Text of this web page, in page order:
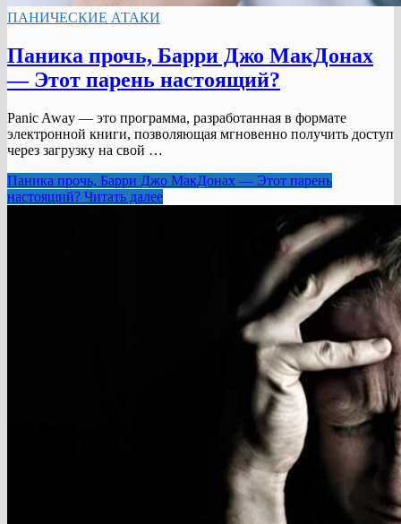
ПАНИЧЕСКИЕ АТАКИ
Паника прочь, Барри Джо МакДонах
— Этот парень настоящий?
Panic Away — это программа, разработанная в формате
электронной книги, позволяющая мгновенно получить доступ
через загрузку на свой …
Паника прочь, Барри Джо МакДонах — Этот парень
настоящий? Читать далее